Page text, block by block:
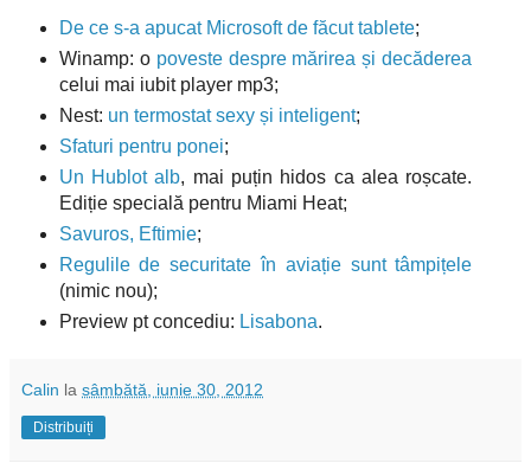
De ce s-a apucat Microsoft de făcut tablete;
Winamp: o poveste despre mărirea și decăderea
celui mai iubit player mp3;
Nest: un termostat sexy și inteligent;
Sfaturi pentru ponei;
Un Hublot alb, mai puțin hidos ca alea roșcate.
Ediție specială pentru Miami Heat;
Savuros, Eftimie;
Regulile de securitate în aviație sunt tâmpițele
(nimic nou);
Preview pt concediu: Lisabona.
Calin la sâmbătă, iunie 30, 2012
Distribuiți